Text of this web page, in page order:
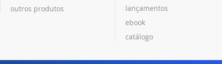
outros produtos
lançamentos
ebook
catálogo